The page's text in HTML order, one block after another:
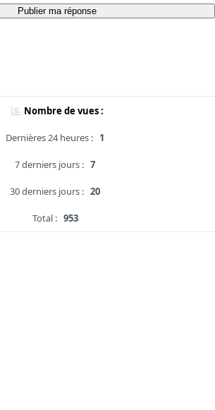
Publier ma réponse
Nombre de vues :
Dernières 24 heures : 1
7 derniers jours : 7
30 derniers jours : 20
Total : 953